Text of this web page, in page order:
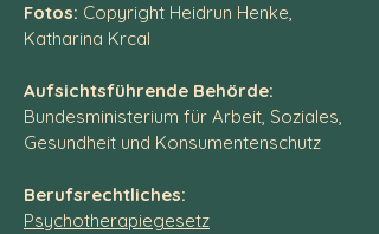
Fotos: Copyright Heidrun Henke,
Katharina Krcal
Aufsichtsführende Behörde:
Bundesministerium für Arbeit, Soziales,
Gesundheit und Konsumentenschutz
Berufsrechtliches:
Psychotherapiegesetz